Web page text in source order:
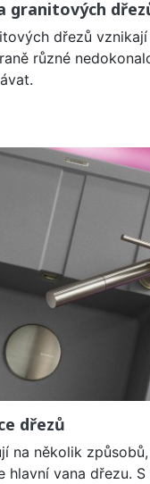
granitových
dřezů vznikají
různé
dřezů
na několik
hlavní vana dřezu.